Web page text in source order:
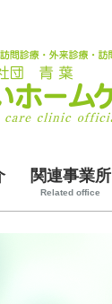
関連事業所
Related office